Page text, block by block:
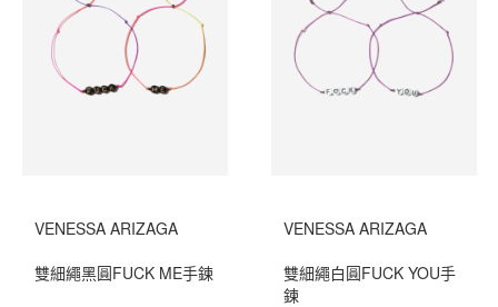
VENESSA ARIZAGA
雙細繩黑圓FUCK ME手鍊
VENESSA ARIZAGA
雙細繩白圓FUCK YOU手
鍊